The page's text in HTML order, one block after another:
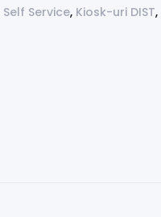
Service, Kiosk-uri DIST,